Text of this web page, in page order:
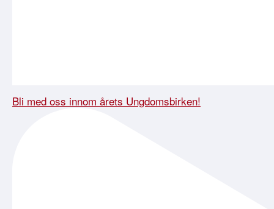
Bli med oss innom årets Ungdomsbirken!